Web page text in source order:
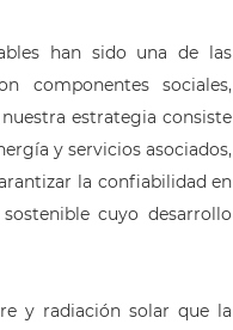
han sido una de las
componentes sociales,
estrategia consiste
y servicios asociados,
la confiabilidad en
cuyo desarrollo
y radiación solar que la